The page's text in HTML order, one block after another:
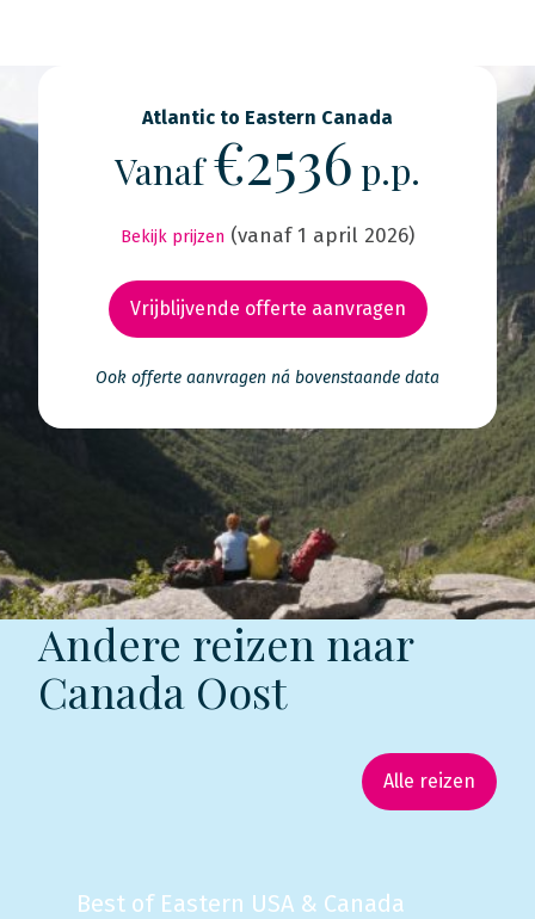
Atlantic to Eastern Canada
Vanaf€2536 p.p.
Bekijk prijzen (vanaf 1 april 2026)
Vrijblijvende offerte aanvragen
Ook offerte aanvragen ná bovenstaande data
Andere reizen naar
Canada Oost
Alle reizen
Best of Eastern USA & Canada